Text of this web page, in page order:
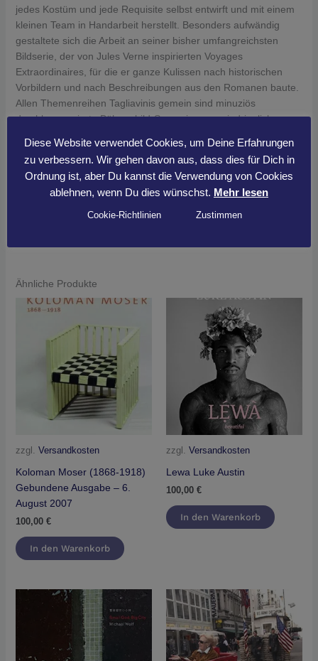
jedes Kostüm und jede Requisite selbst entwirft und mit einem
kleinen Team in Handarbeit herstellt. Besonders aufwändig
gestaltete sich die Arbeit an seiner bisher umfangreichsten
Bildserie, der von Jules Verne inspirierten Voyages
Extraordinaires, für die er ganze Kulissen nach historischen
Vorbildern und nach Beschreibungen aus den Romanen baute.
Allen Themenreihen Tagliavinis gemein sind minuziös
durchkomponierte Bühnenbild-Szenerien von eindringlicher,
fotografischen Vorbilder Jeff Wall, Erwin Olaf und Gregory
Crewdson erinnern. Neben allen bisher entstandenen
Bildserien zeigt dieser Band ebenfalls, wie die Fotografien in
monatelanger Arbeit entstehen und gibt damit einen Einblick in
die Arbeitsweise eines der talentiertesten Fotografen unserer
Ähnliche Produkte
zzgl. Versandkosten
Koloman Moser (1868-1918)
Gebundene Ausgabe – 6.
August 2007
100,00 €
In den Warenkorb
zzgl. Versandkosten
Lewa Luke Austin
100,00 €
In den Warenkorb
Diese Website verwendet Cookies, um Deine Erfahrungen
zu verbessern. Wir gehen davon aus, dass dies für Dich in
Ordnung ist, aber Du kannst die Verwendung von Cookies
ablehnen, wenn Du dies wünschst. Mehr lesen
Cookie-Richtlinien Zustimmen